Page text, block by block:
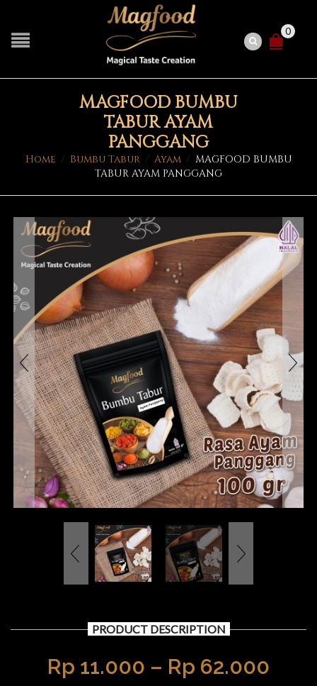
0
MAGFOOD BUMBU
TABUR AYAM
PANGGANG
Home / Bumbu Tabur / Ayam / MAGFOOD BUMBU
TABUR AYAM PANGGANG
PRODUCT DESCRIPTION
Rp 11.000 – Rp 62.000